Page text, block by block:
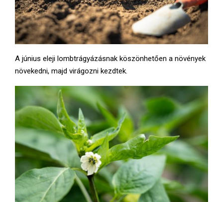
A június eleji lombtrágyázásnak köszönhetően a növények
növekedni, majd virágozni kezdtek.